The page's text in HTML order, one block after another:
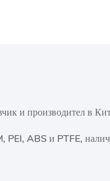
и производител в
PEI, ABS и PTFE,